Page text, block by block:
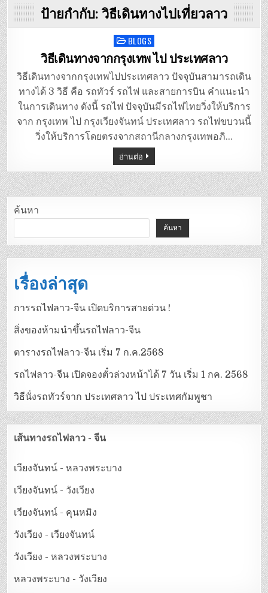
ป้ายกำกับ: วิธีเดินทางไปเที่ยวลาว
Posted
in
BLOGS
วิธีเดินทางจากกรุงเทพ ไป ประเทศลาว
วิธีเดินทางจากกรุงเทพไปประเทศลาว ปัจจุบันสามารถเดิน
ทางได้ 3 วิธี คือ รถทัวร์ รถไฟ และสายการบิน คำแนะนำ
ในการเดินทาง ดังนี้ รถไฟ ปัจจุบันมีรถไฟไทยวิ่งให้บริการ
จาก กรุงเทพ ไป กรุงเวียงจันทน์ ประเทศลาว รถไฟขบวนนี้
วิ่งให้บริการโดยตรงจากสถานีกลางกรุงเทพอภิ…
อ่านต่อ
ค้นหา
ค้นหา
เรื่องล่าสุด
การรถไฟลาว-จีน เปิดบริการสายด่วน !
สิ่งของห้ามนำขึ้นรถไฟลาว-จีน
ตารางรถไฟลาว-จีน เริ่ม 7 ก.ค.2568
รถไฟลาว-จีน เปิดจองตั๋วล่วงหน้าได้ 7 วัน เริ่ม 1 กค. 2568
วิธีนั่งรถทัวร์จาก ประเทศลาว ไป ประเทศกัมพูชา
เส้นทางรถไฟลาว - จีน
เวียงจันทน์ - หลวงพระบาง
เวียงจันทน์ - วังเวียง
เวียงจันทน์ - คุนหมิง
วังเวียง - เวียงจันทน์
วังเวียง - หลวงพระบาง
หลวงพระบาง - วังเวียง